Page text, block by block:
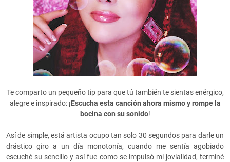
Te comparto un pequeño tip para que tú también te sientas enérgico,
alegre e inspirado:¡Escucha esta canción ahora mismo y rompe la
bocina con su sonido!
Así de simple, está artista ocupo tan solo 30 segundos para darle un
drástico giro a un día monotonía, cuando me sentía agobiado
escuché su sencillo y así fue como se impulsó mi jovialidad, terminé